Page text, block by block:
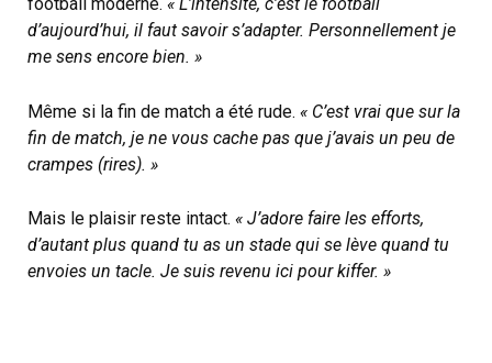
d’aujourd’hui, il faut savoir s’adapter. Personnellement je
me sens encore bien. »
Même si la fin de match a été rude. « C’est vrai que sur la
fin de match, je ne vous cache pas que j’avais un peu de
crampes (rires). »
Mais le plaisir reste intact. « J’adore faire les efforts,
d’autant plus quand tu as un stade qui se lève quand tu
envoies un tacle. Je suis revenu ici pour kiffer. »